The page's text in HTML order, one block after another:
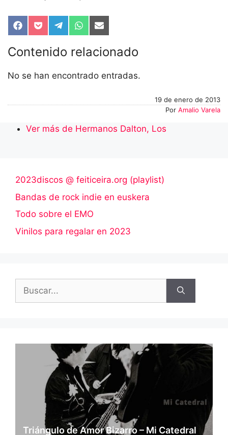
Compartir
en
Facebook
Compartir
en
Pocket
Compartir
en
Telegram
Compartir
en
WhatsApp
Compartir
en
Email
Contenido relacionado
No se han encontrado entradas.
19 de enero de 2013
Por Amalio Varela
Ver más de Hermanos Dalton, Los
2023discos @ feiticeira.org (playlist)
Bandas de rock indie en euskera
Todo sobre el EMO
Vinilos para regalar en 2023
Triángulo de Amor Bizarro – Mi Catedral